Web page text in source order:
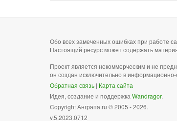
Обо всех замеченных ошибках при работе
Настоящий ресурс может содержать
Проект является некоммерческим и не
он создан исключительно в
Обратная связь | Карта сайта
Идея, создание и поддержка Wandragor.
Copyright Анграпа.ru © 2005 - 2026.
v.5.2023.0712